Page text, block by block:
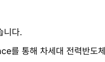
니다.
를 통해 차세대 전력반도